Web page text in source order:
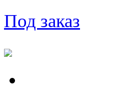
Под заказ